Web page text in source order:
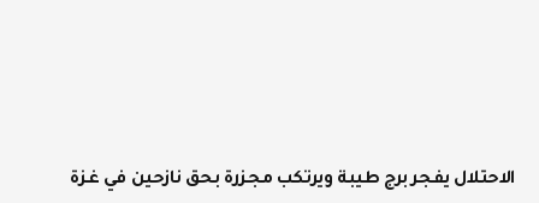
الاحتلال يفجر برج طيبة ويرتكب مجزرة بحق نازحين في غزة